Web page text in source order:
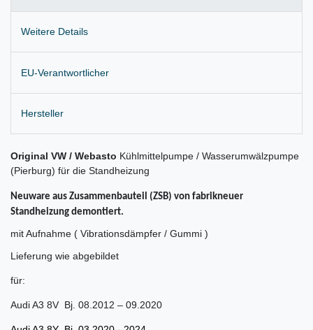
Weitere Details
EU-Verantwortlicher
Hersteller
Original VW / Webasto Kühlmittelpumpe / Wasserumwälzpumpe
(Pierburg) für die Standheizung
Neuware aus Zusammenbauteil (ZSB) von fabrikneuer
Standheizung demontiert.
mit Aufnahme ( Vibrationsdämpfer / Gummi )
Lieferung wie abgebildet
für:
Audi A3 8V Bj. 08.2012 – 09.2020